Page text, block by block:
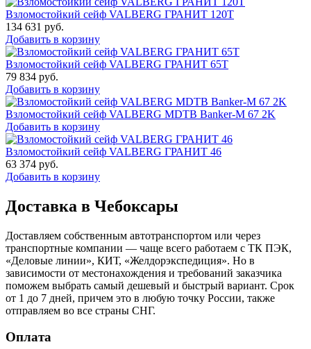
Взломостойкий сейф VALBERG ГРАНИТ 120Т
134 631 руб.
Добавить в корзину
Взломостойкий сейф VALBERG ГРАНИТ 65Т
79 834 руб.
Добавить в корзину
Взломостойкий сейф VALBERG MDTB Banker-M 67 2K
Добавить в корзину
Взломостойкий сейф VALBERG ГРАНИТ 46
63 374 руб.
Добавить в корзину
Доставка в Чебоксары
Доставляем собственным автотранспортом или через
транспортные компании — чаще всего работаем с ТК ПЭК,
«Деловые линии», КИТ, «Желдорэкспедиция». Но в
зависимости от местонахождения и требований заказчика
поможем выбрать самый дешевый и быстрый вариант. Срок
от 1 до 7 дней, причем это в любую точку России, также
отправляем во все страны СНГ.
Оплата